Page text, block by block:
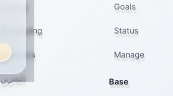
Scheduling
Analytics
التخزين
Goals
Status
Manage
Base